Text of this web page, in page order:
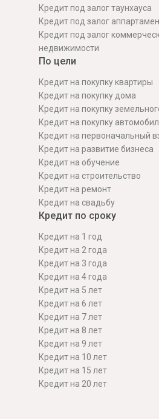
Кредит под залог таунхауса
Кредит под залог
Кредит под залог
недвижимости
По цели
Кредит на покупку квартиры
Кредит на покупку дома
Кредит на покупку
Кредит на покупку
Кредит на первоначальный
Кредит на развитие бизнеса
Кредит на обучение
Кредит на строительcтво
Кредит на ремонт
Кредит на свадьбу
Кредит по сроку
Кредит на 1 год
Кредит на 2 года
Кредит на 3 года
Кредит на 4 года
Кредит на 5 лет
Кредит на 6 лет
Кредит на 7 лет
Кредит на 8 лет
Кредит на 9 лет
Кредит на 10 лет
Кредит на 15 лет
Кредит на 20 лет